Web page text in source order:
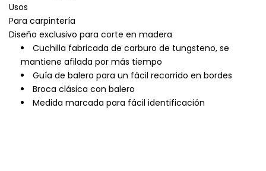
Usos
Para carpintería
Diseño exclusivo para corte en madera
Cuchilla fabricada de carburo de tungsteno, se
mantiene afilada por más tiempo
Guía de balero para un fácil recorrido en bordes
Broca clásica con balero
Medida marcada para fácil identificación